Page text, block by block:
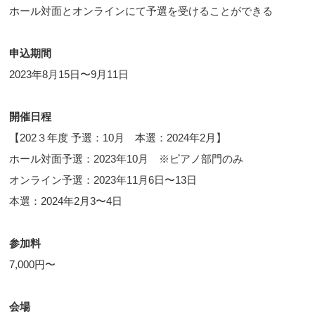
ホール対面とオンラインにて予選を受けることができる
申込期間
2023年8月15日〜9月11日
開催日程
【202３年度 予選：10月 本選：2024年2月】
ホール対面予選：2023年10月 ※ピアノ部門のみ
オンライン予選：2023年11月6日〜13日
本選：2024年2月3〜4日
参加料
7,000円〜
会場